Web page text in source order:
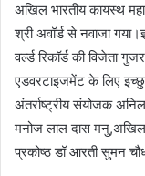
अखिल भारतीय कायस्थ
श्री अवॉर्ड से नवाजा
वर्ल्ड रिकॉर्ड की विजेता
एडवरटाइजमेंट के लिए
अंतर्राष्ट्रीय संयोजक अनिल
मनोज लाल दास मनु,अखिल
प्रकोष्ठ डॉ आरती सुमन